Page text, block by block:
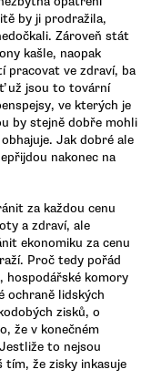
by ji prodražila,
Zároveň stát
kašle, naopak
pracovat ve zdraví, ba
už jsou to tovární
ve kterých je
by stejně dobře mohli
Jak dobré ale
nakonec na
za každou cenu
a zdraví, ale
ekonomiku za cenu
Proč tedy pořád
hospodářské komory
ochraně lidských
zisků, o
že v konečném
to nejsou
že zisky inkasuje